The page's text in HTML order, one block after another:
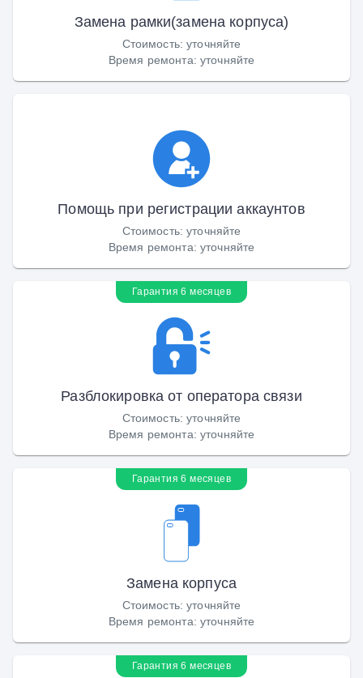
Замена рамки(замена корпуса)
Стоимость:уточняйте
Время ремонта: уточняйте
Помощь при регистрации аккаунтов
Стоимость:уточняйте
Время ремонта: уточняйте
Гарантия 6 месяцев
Разблокировка от оператора связи
Стоимость:уточняйте
Время ремонта: уточняйте
Гарантия 6 месяцев
Замена корпуса
Стоимость:уточняйте
Время ремонта: уточняйте
Гарантия 6 месяцев